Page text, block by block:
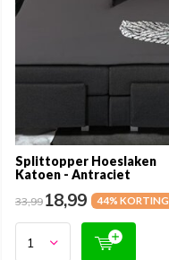
Splittopper Hoeslaken
Katoen - Antraciet
33,9918,99 44% KORTING